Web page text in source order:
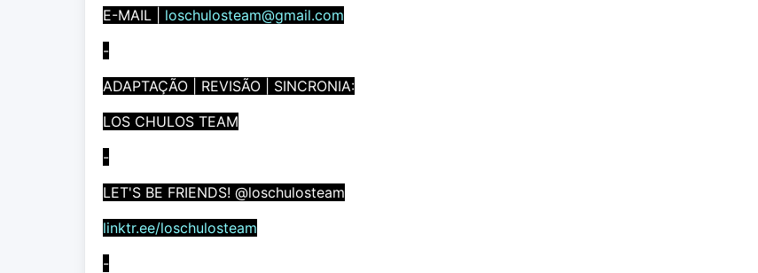
E-MAIL | loschulosteam@gmail.com
-
ADAPTAÇÃO | REVISÃO | SINCRONIA:
LOS CHULOS TEAM
-
LET'S BE FRIENDS! @loschulosteam
linktr.ee/loschulosteam
-